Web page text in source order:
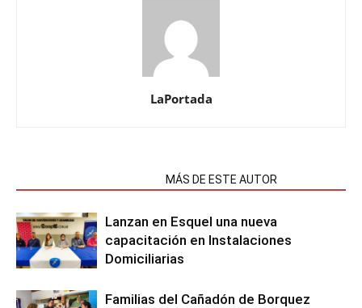
LaPortada
MÁS DE ESTE AUTOR
Lanzan en Esquel una nueva
capacitación en Instalaciones
Domiciliarias
Familias del Cañadón de Borquez